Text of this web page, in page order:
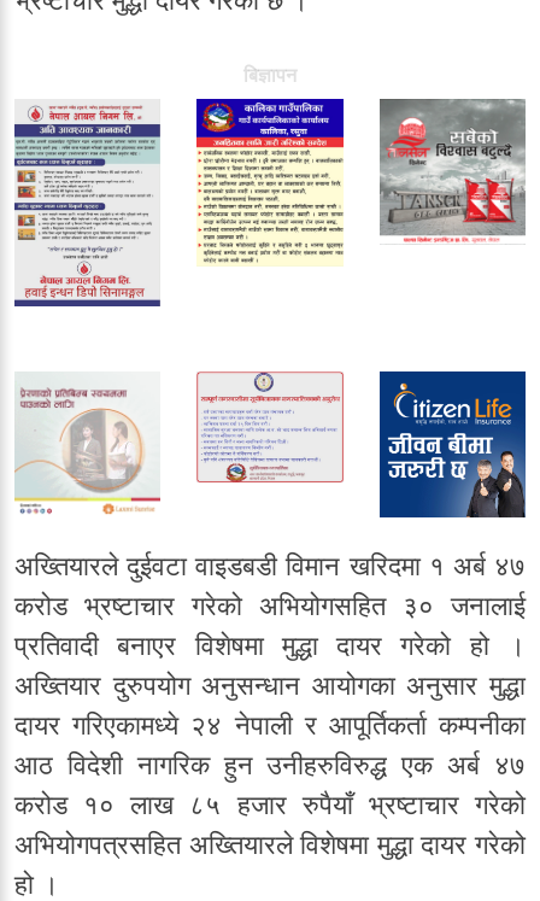
बिज्ञापन
अख्तियारले दुईवटा वाइडबडी विमान खरिदमा १ अर्ब ४७
करोड भ्रष्टाचार गरेको अभियोगसहित ३० जनालाई
प्रतिवादी बनाएर विशेषमा मुद्धा दायर गरेको हो ।
अख्तियार दुरुपयोग अनुसन्धान आयोगका अनुसार मुद्धा
दायर गरिएकामध्ये २४ नेपाली र आपूर्तिकर्ता कम्पनीका
आठ विदेशी नागरिक हुन उनीहरुविरुद्ध एक अर्ब ४७
करोड १० लाख ८५ हजार रुपैयाँ भ्रष्टाचार गरेको
अभियोगपत्रसहित अख्तियारले विशेषमा मुद्धा दायर गरेको
हो ।